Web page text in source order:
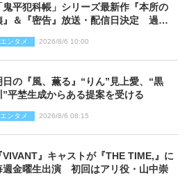
鬼平犯科帳」シリーズ最新作『本所の
』＆『密告』放送・配信日決定 過去
エンタメ 2026/8/6 10:00
日の『風、薫る』“りん”見上愛、“黒
”平埜生成からある提案を受ける
エンタメ 2026/8/6 08:15
VIVANT』キャストが『THE TIME,』に
週金曜生出演 初回はアリ役・山中崇